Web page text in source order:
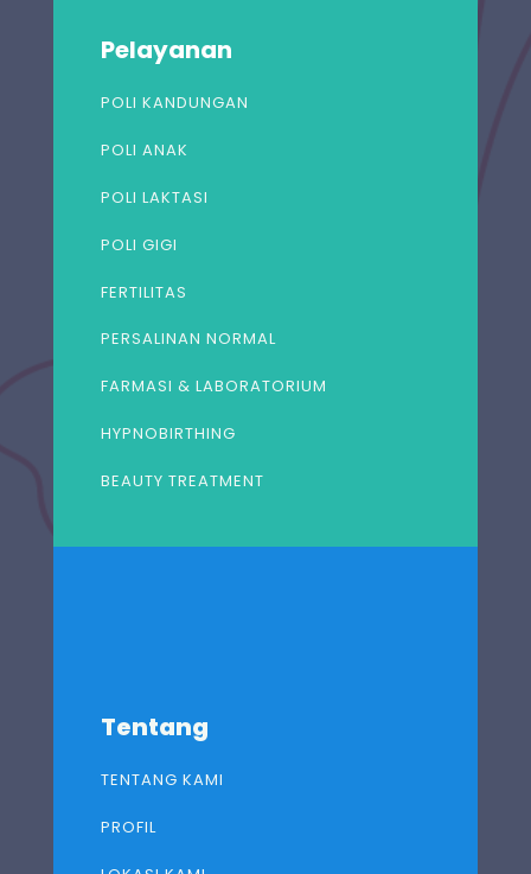
Pelayanan
POLI KANDUNGAN
POLI ANAK
POLI LAKTASI
POLI GIGI
FERTILITAS
PERSALINAN NORMAL
FARMASI & LABORATORIUM
HYPNOBIRTHING
BEAUTY TREATMENT
Tentang
TENTANG KAMI
PROFIL